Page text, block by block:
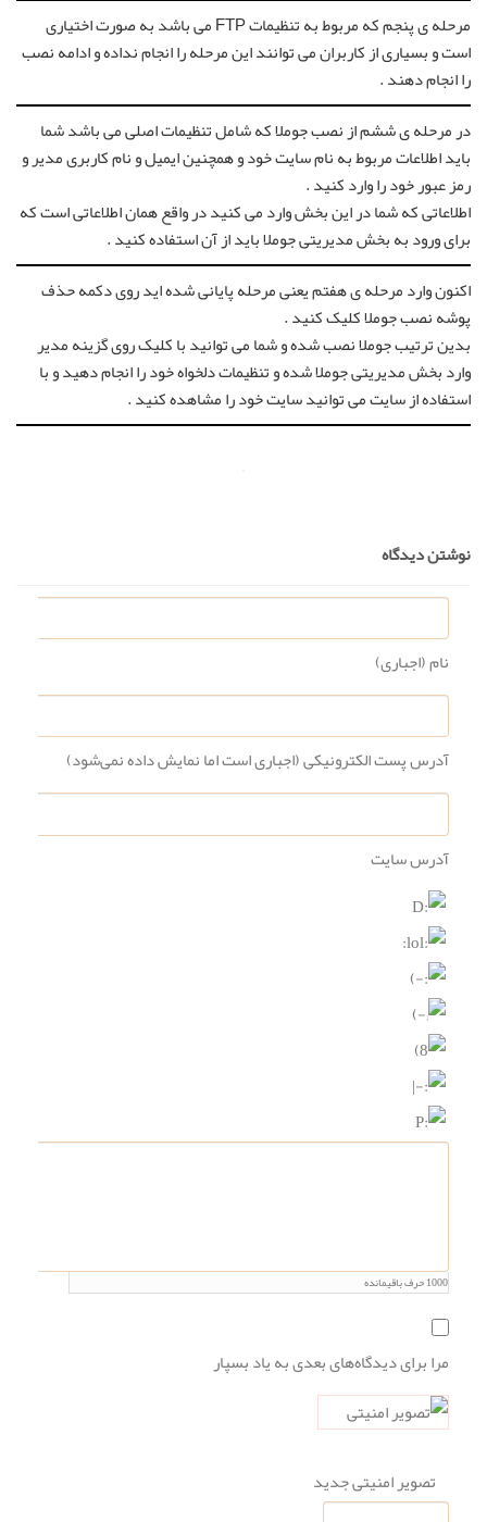
مرحله ی پنجم که مربوط به تنظیمات FTP می باشد به صورت اختیاری
است و بسیاری از کاربران می توانند این مرحله را انجام نداده و ادامه نصب
را انجام دهند .
در مرحله ی ششم از نصب جوملا که شامل تنظیمات اصلی می باشد شما
باید اطلاعات مربوط به نام سایت خود و همچنین ایمیل و نام کاربری مدیر و
رمز عبور خود را وارد کنید .
اطلاعاتی که شما در این بخش وارد می کنید در واقع همان اطلاعاتی است که
برای ورود به بخش مدیریتی جوملا باید از آن استفاده کنید .
اکنون وارد مرحله ی هفتم یعنی مرحله پایانی شده اید روی دکمه حذف
پوشه نصب جوملا کلیک کنید .
بدین ترتیب جوملا نصب شده و شما می توانید با کلیک روی گزینه مدیر
وارد بخش مدیریتی جوملا شده و تنظیمات دلخواه خود را انجام دهید و با
استفاده از سایت می توانید سایت خود را مشاهده کنید .
نوشتن دیدگاه
نام (اجباری)
آدرس پست الکترونیکی (اجباری است اما نمایش داده نمی‌شود)
آدرس سایت
1000حرف باقیمانده
مرا برای دیدگاه‌های بعدی به یاد بسپار
تصویر امنیتی جدید